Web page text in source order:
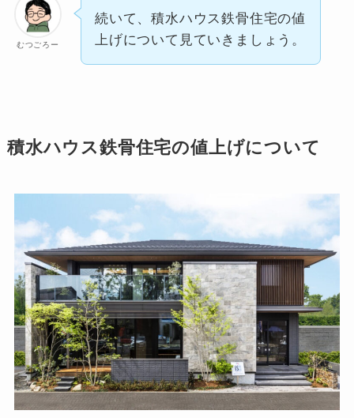
むつごろー
続いて、積水ハウス鉄骨住宅の値
上げについて見ていきましょう。
積水ハウス鉄骨住宅の値上げについて